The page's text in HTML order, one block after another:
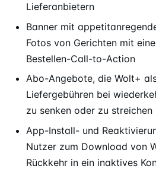
Lieferanbietern
Banner mit
Fotos von Gerichten mit
Bestellen-Call-to-Action
Abo-Angebote, die Wolt+
Liefergebühren bei
zu senken oder zu streichen
App-Install- und
Nutzer zum Download von
Rückkehr in ein inaktives